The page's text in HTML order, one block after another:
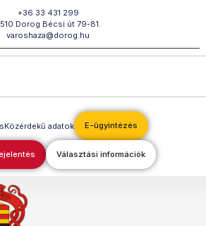
+36 33 431 299
Dorog Bécsi út 79-81.
varoshaza@dorog.hu
Közérdekű adatok E-ügyintézés
Választási információk